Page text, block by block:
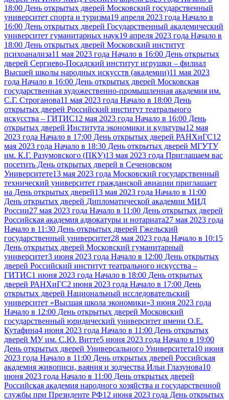
18:00 День открытых дверей Московский государственный
университет спорта и туризма19 апреля 2023 года Начало в
16:00 День открытых дверей Государственный академический
университет гуманитарных наук19 апреля 2023 года Начало в
18:00 День открытых дверей Московский институт
психоанализа11 мая 2023 года Начало в 16:00 День открытых
дверей Сергиево-Посадский институт игрушки – филиал
Высшей школы народных искусств (академии)11 мая 2023
года Начало в 16:00 День открытых дверей Московская
государственная художественно-промышленная академия им.
С.Г. Строганова11 мая 2023 года Начало в 18:00 День
открытых дверей Российский институт театрального
искусства – ГИТИС12 мая 2023 года Начало в 16:00 День
открытых дверей Института экономики и культуры12 мая
2023 года Начало в 17:00 День открытых дверей РАНХиГС12
мая 2023 года Начало в 18:30 День открытых дверей МГУТУ
им. К.Г. Разумовского (ПКУ)13 мая 2023 года Приглашаем вас
посетить День открытых дверей в Сеченовском
Университете13 мая 2023 года Московский государственный
технический университет гражданской авиации приглашает
на День открытых дверей13 мая 2023 года Начало в 11:00
День открытых дверей Дипломатической академии МИД
России27 мая 2023 года Начало в 11:00 День открытых дверей
Российская академия адвокатуры и нотариата27 мая 2023 года
Начало в 11:30 День открытых дверей Гжельский
государственный университет28 мая 2023 года Начало в 10:15
День открытых дверей Московский гуманитарный
университет3 июня 2023 года Начало в 12:00 День открытых
дверей Российский институт театрального искусства –
ГИТИС1 июня 2023 года Начало в 18:00 День открытых
дверей РАНХиГС2 июня 2023 года Начало в 17:00 День
открытых дверей Национальный исследовательский
университет «Высшая школа экономики»3 июня 2023 года
Начало в 12:00 День открытых дверей Московский
государственный юридический университет имени О.Е.
Кутафина4 июня 2023 года Начало в 11:00 День открытых
дверей МУ им. С.Ю. Витте5 июня 2023 года Начало в 19:00
День открытых дверей Универсального Университета10 июня
2023 года Начало в 11:00 День открытых дверей Российская
академия живописи, ваяния и зодчества Ильи Глазунова10
июня 2023 года Начало в 11:00 День открытых дверей
Российская академия народного хозяйства и государственной
службы при Президенте РФ12 июня 2023 года День открытых